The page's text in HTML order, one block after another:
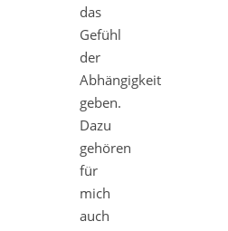
das
Gefühl
der
Abhängigkeit
geben.
Dazu
gehören
für
mich
auch